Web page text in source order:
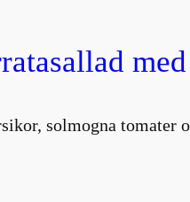
solmogna